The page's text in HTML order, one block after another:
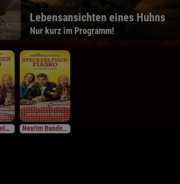
Lebensansichten eines Huhns
Nur kurz im Programm!
VorpremiereIm Bundesstart Neu!Im Bundesstart